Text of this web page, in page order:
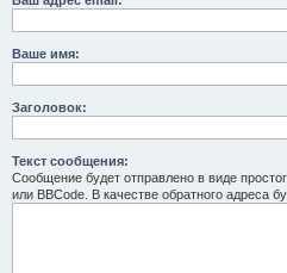
Ваше имя:
Заголовок:
Текст сообщения:
Сообщение будет отправлено в виде
или BBCode. В качестве обратного адреса